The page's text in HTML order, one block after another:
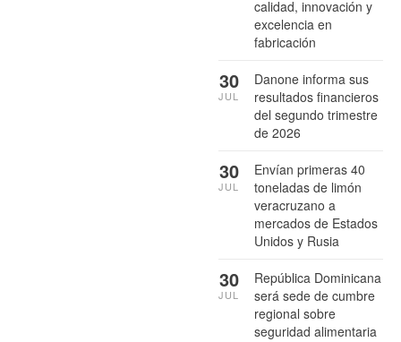
calidad, innovación y
excelencia en
fabricación
Danone informa sus
resultados financieros
del segundo trimestre
de 2026
30
JUL
Envían primeras 40
toneladas de limón
veracruzano a
mercados de Estados
Unidos y Rusia
30
JUL
República Dominicana
será sede de cumbre
regional sobre
seguridad alimentaria
30
JUL